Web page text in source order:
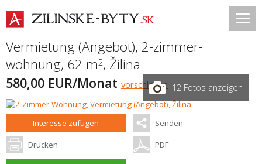
Vermietung (Angebot), 2-zimmer-
wohnung, 62 m2, Žilina
580,00 EUR/Monat vorschlagen 12 Fotos anzeigen
Interesse zufügen Senden
Drucken PDF